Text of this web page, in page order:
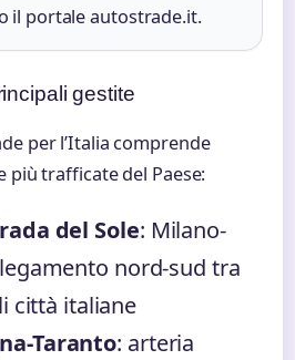
il portale autostrade.it.
gestite
per l’Italia comprende
più trafficate del Paese:
del Sole: Milano-
nord-sud tra
città italiane
Taranto: arteria